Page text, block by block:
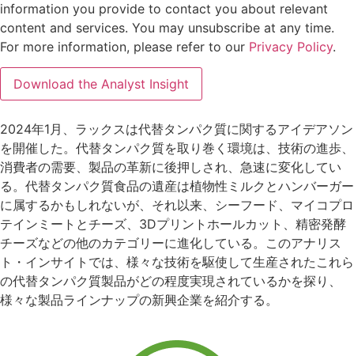
information you provide to contact you about relevant
content and services. You may unsubscribe at any time.
For more information, please refer to our Privacy Policy.
2024年1月、ラックスは代替タンパク質に関するアイデアソン
を開催した。代替タンパク質を取り巻く環境は、技術の進歩、
消費者の需要、製品の革新に後押しされ、急速に変化してい
る。代替タンパク質食品の遺産は植物性ミルクとハンバーガー
に属するかもしれないが、それ以来、シーフード、マイコプロ
テインミートとチーズ、3Dプリントホールカット、精密発酵
チーズなどの他のカテゴリーに進化している。このアナリス
ト・インサイトでは、様々な技術を駆使して生産されたこれら
の代替タンパク質製品がどの程度実現されているかを探り、
様々な製品ラインナップの新興企業を紹介する。